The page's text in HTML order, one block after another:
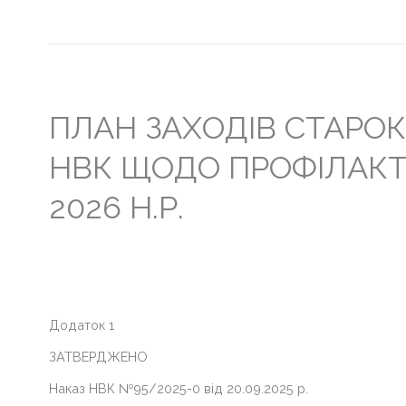
Прозорість
інформаційна
відкритість
закладу
Новини
ПЛАН ЗАХОДІВ
НВК ЩОДО
2026 Н.Р.
Додаток 1
ЗАТВЕРДЖЕНО
Наказ НВК №95/2025-0 від 20.09.2025 р.